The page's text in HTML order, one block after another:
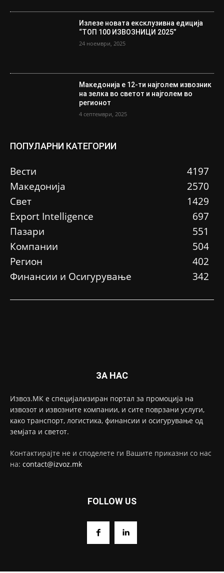
Излезе новата ексклузивна едиција
“ТОП 100 ИЗВОЗНИЦИ 2025”
24 ноември, 2025
Македонија е 12-ти најголем извозник
на зелка во светот и најголем во
регионот
4 септември, 2025
ПОПУЛАРНИ КАТЕГОРИИ
Вести
4197
Македонија
2570
Свет
1429
Еxport Intelligence
697
Пазари
551
Компании
504
Регион
402
Финансии и Осигурување
342
ЗА НАС
Извоз.МК е специјализиран портал за промоција на
извозот и извозните компании, и сите поврзани услуги,
како транспорт, логистика, финансии и осигурување од
земјата и светот.
Контактирајте не и споделете ги Вашите приказни со нас
на: contact@izvoz.mk
FOLLOW US